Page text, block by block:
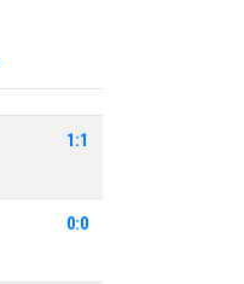
1:1
0:0